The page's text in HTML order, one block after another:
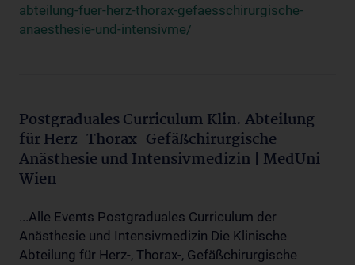
abteilung-fuer-herz-thorax-gefaesschirurgische-
anaesthesie-und-intensivme/
Postgraduales Curriculum Klin. Abteilung
für Herz-Thorax-Gefäßchirurgische
Anästhesie und Intensivmedizin | MedUni
Wien
...Alle Events Postgraduales Curriculum der
Anästhesie und Intensivmedizin Die Klinische
Abteilung für Herz-, Thorax-, Gefäßchirurgische